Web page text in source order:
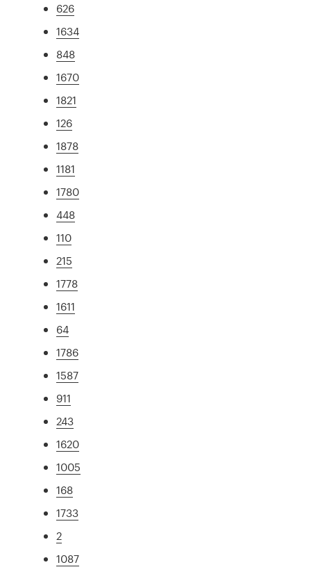
626
1634
848
1670
1821
126
1878
1181
1780
448
110
215
1778
1611
64
1786
1587
911
243
1620
1005
168
1733
2
1087